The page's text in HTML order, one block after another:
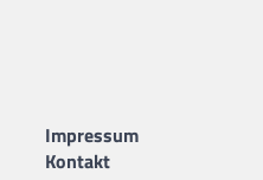
Impressum
Kontakt